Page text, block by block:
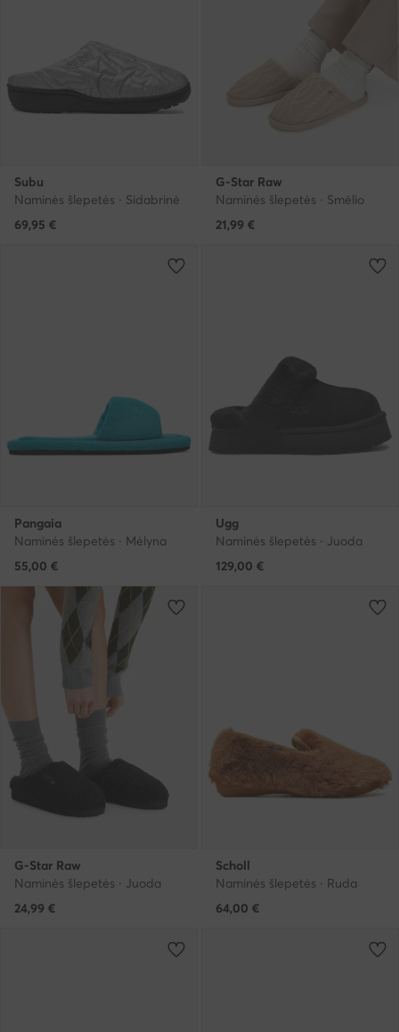
Subu
Naminės šlepetės · Sidabrinė
69,95 €
G-Star Raw
Naminės šlepetės · Smėlio
21,99 €
Pangaia
Naminės šlepetės · Mėlyna
55,00 €
Ugg
Naminės šlepetės · Juoda
129,00 €
G-Star Raw
Naminės šlepetės · Juoda
24,99 €
Scholl
Naminės šlepetės · Ruda
64,00 €